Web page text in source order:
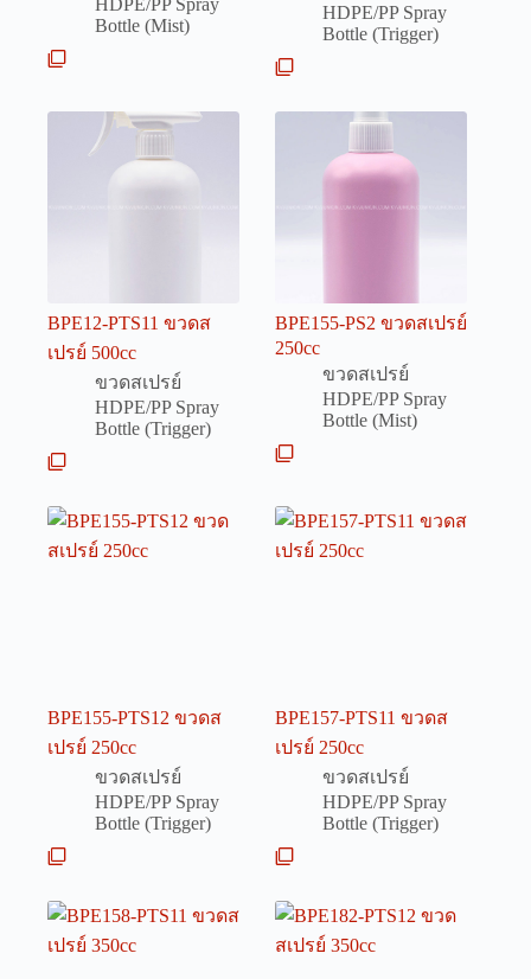
HDPE/PP Spray
Bottle (Mist)
HDPE/PP Spray
Bottle (Trigger)
BPE12-PTS11 ขวดส
เปรย์ 500cc
ขวดสเปรย์
HDPE/PP Spray
Bottle (Trigger)
BPE155-PS2 ขวดสเปรย์
250cc
ขวดสเปรย์
HDPE/PP Spray
Bottle (Mist)
BPE155-PTS12 ขวดส
เปรย์ 250cc
ขวดสเปรย์
HDPE/PP Spray
Bottle (Trigger)
BPE157-PTS11 ขวดส
เปรย์ 250cc
ขวดสเปรย์
HDPE/PP Spray
Bottle (Trigger)